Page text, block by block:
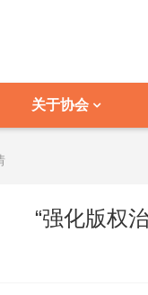
关于协会
“强化版权